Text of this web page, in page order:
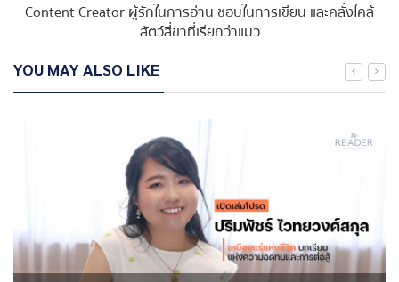
Content Creator ผู้รักในการอ่าน ชอบในการเขียน และคลั่งไคล้
สัตว์สี่ขาที่เรียกว่าแมว
YOU MAY ALSO LIKE